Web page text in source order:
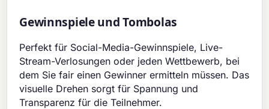
Gewinnspiele und Tombolas
Perfekt für Social-Media-Gewinnspiele, Live-
Stream-Verlosungen oder jeden Wettbewerb, bei
dem Sie fair einen Gewinner ermitteln müssen. Das
visuelle Drehen sorgt für Spannung und
Transparenz für die Teilnehmer.